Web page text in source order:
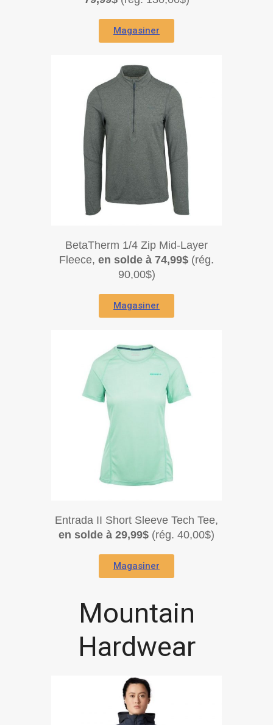
Magasiner
BetaTherm 1/4 Zip Mid-Layer
Fleece, en solde à 74,99$ (rég.
90,00$)
Magasiner
Entrada II Short Sleeve Tech Tee,
en solde à 29,99$ (rég. 40,00$)
Magasiner
Mountain
Hardwear